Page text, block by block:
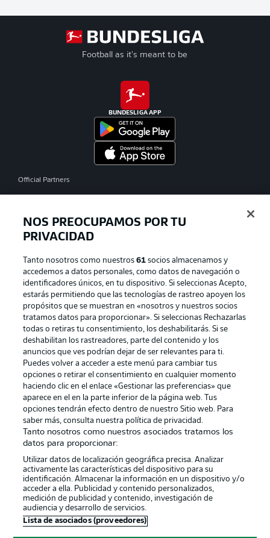
Football as it's meant to be
BUNDESLIGA APP
Official Partners
Publicidad Aviso legal
Gestionar las preferencias Declaracion de privacidad
Canales Trabajos
Jugadores Condiciones de uso
Sello Editorial Contacto
© 2026 Bundesliga-Gruppe GmbH
NOS PREOCUPAMOS POR TU
PRIVACIDAD
Tanto nosotros como nuestros61 socios almacenamos y
accedemos a datos personales, como datos de navegación o
identificadores únicos, en tu dispositivo. Si seleccionas Acepto,
estarás permitiendo que las tecnologías de rastreo apoyen los
propósitos que se muestran en «nosotros y nuestros socios
tratamos datos para proporcionar». Si seleccionas Rechazarlas
todas o retiras tu consentimiento, los deshabilitarás. Si se
deshabilitan los rastreadores, parte del contenido y los
anuncios que ves podrían dejar de ser relevantes para ti.
Puedes volver a acceder a este menú para cambiar tus
opciones o retirar el consentimiento en cualquier momento
haciendo clic en el enlace «Gestionar las preferencias» que
aparece en el en la parte inferior de la página web. Tus
opciones tendrán efecto dentro de nuestro Sitio web. Para
saber más, consulta nuestra política de privacidad.
Tanto nosotros como nuestros asociados tratamos los
datos para proporcionar:
Utilizar datos de localización geográfica precisa. Analizar
activamente las características del dispositivo para su
identificación. Almacenar la información en un dispositivo y/o
acceder a ella. Publicidad y contenido personalizados,
medición de publicidad y contenido, investigación de
audiencia y desarrollo de servicios.
Lista de asociados (proveedores)